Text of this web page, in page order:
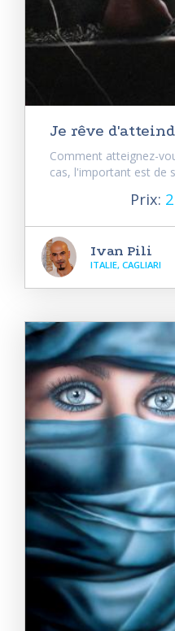
Je rêve
Comment atteignez-
cas, l'important est de
Prix:
Ivan Pili
ITALIE, CAGLIARI